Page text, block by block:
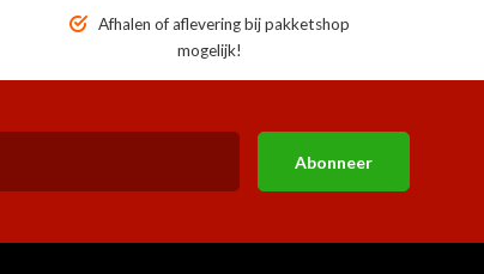
Afhalen of aflevering bij pakketshop
mogelijk!
Abonneer